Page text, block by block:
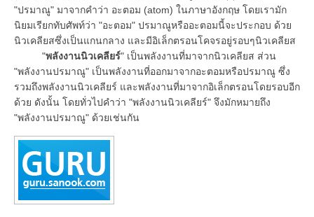
"ปรมาณู" มาจากคำว่า อะตอม (atom) ในภาษาอังกฤษ โดยเรามัก
นิยมเรียกทับศัพท์ว่า "อะตอม" ปรมาณูหรืออะตอมนี้จะประกอบ ด้วย
นิวเคลียสซึ่งเป็นแกนกลาง และมีอิเล็กตรอนโคจรอยู่รอบๆนิวเคลียส
"พลังงานนิวเคลียร์" เป็นพลังงานที่มาจากนิวเคลียส ส่วน
"พลังงานปรมาณู" เป็นพลังงานที่ออกมาจากอะตอมหรือปรมาณู ซึ่ง
รวมถึงพลังงานนิวเคลียร์ และพลังงานที่มาจากอิเล็กตรอนโดยรอบอีก
ด้วย ดังนั้น โดยทั่วไปคำว่า "พลังงานนิวเคลียร์" จึงมักหมายถึง
"พลังงานปรมาณู" ด้วยเช่นกัน